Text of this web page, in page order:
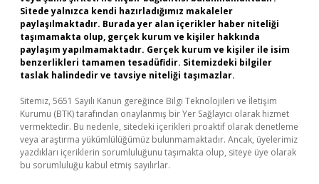
Sitede yalnızca kendi hazırladığımız makaleler
paylaşılmaktadır. Burada yer alan içerikler haber niteliği
taşımamakta olup, gerçek kurum ve kişiler hakkında
paylaşım yapılmamaktadır. Gerçek kurum ve kişiler ile isim
benzerlikleri tamamen tesadüfidir. Sitemizdeki bilgiler
taslak halindedir ve tavsiye niteliği taşımazlar.
Sitemiz, 5651 Sayılı Kanun gereğince Bilgi Teknolojileri ve İletişim
Kurumu (BTK) tarafından onaylanmış bir Yer Sağlayıcı olarak hizmet
vermektedir. Bu nedenle, sitedeki içerikleri proaktif olarak denetleme
veya araştırma yükümlülüğümüz bulunmamaktadır. Ancak, üyelerimiz
yazdıkları içeriklerin sorumluluğunu taşımakta olup, siteye üye olarak
bu sorumluluğu kabul etmiş sayılırlar.